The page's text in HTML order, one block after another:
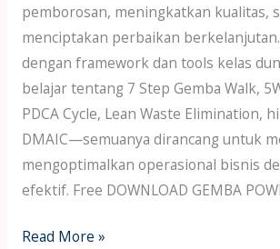
pemborosan, meningkatkan kualitas,
menciptakan perbaikan
dengan framework dan tools kelas
belajar tentang 7 Step Gemba Walk,
PDCA Cycle, Lean Waste Elimination,
DMAIC—semuanya dirancang untuk
mengoptimalkan operasional bisnis
efektif. Free DOWNLOAD GEMBA
Read More »